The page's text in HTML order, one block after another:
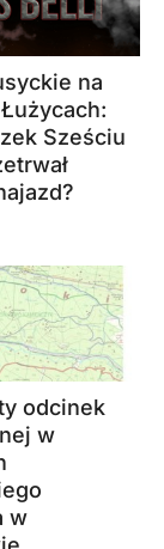
na
Sześciu
odcinek
w
w